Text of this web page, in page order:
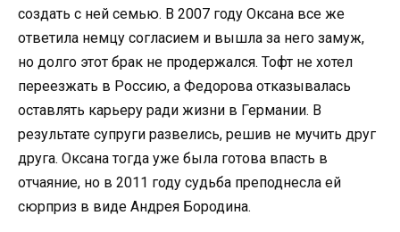
создать с ней семью. В 2007 году Оксана все же
ответила немцу согласием и вышла за него замуж,
но долго этот брак не продержался. Тофт не хотел
переезжать в Россию, а Федорова отказывалась
оставлять карьеру ради жизни в Германии. В
результате супруги развелись, решив не мучить друг
друга. Оксана тогда уже была готова впасть в
отчаяние, но в 2011 году судьба преподнесла ей
сюрприз в виде Андрея Бородина.